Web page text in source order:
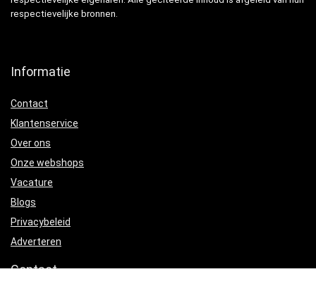
respectievelijke bronnen.
Informatie
Contact
Klantenservice
Over ons
Onze webshops
Vacature
Blogs
Privacybeleid
Adverteren
Contact